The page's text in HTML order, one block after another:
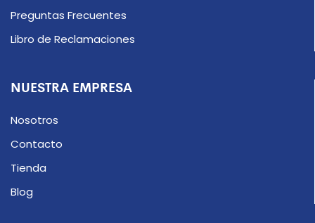
Preguntas Frecuentes
Libro de Reclamaciones
NUESTRA EMPRESA
Nosotros
Contacto
Tienda
Blog